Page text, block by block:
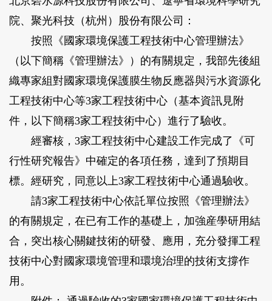
院、聚光科技（杭州）股份有限公司：
按照《國家環境保護工程技術中心管理辦法》
（以下簡稱《管理辦法》）的有關規定，我部先後組
織專家組對國家環境保護膜生物反應器與污水資源化
工程技術中心等3家工程技術中心（基本資訊見附
件，以下簡稱3家工程技術中心）進行了驗收。
經審核，3家工程技術中心建設工作完成了《可
行性研究報告》中確定的各項任務，達到了預期目
標。經研究，同意以上3家工程技術中心通過驗收。
請3家工程技術中心依託單位按照《管理辦法》
的有關規定，在已有工作的基礎上，加強産學研用結
合，突出核心關鍵技術的研發、應用，充分發揮工程
技術中心對國家環境管理和環境治理的技術支撐作
用。